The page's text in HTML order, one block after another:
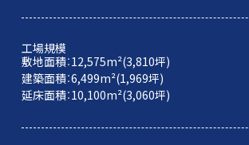
工場規模
敷地面積：12,575m²(3,810坪)
建築面積：6,499m²(1,969坪)
延床面積：10,100m²(3,060坪)